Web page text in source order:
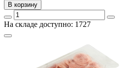
В корзину
На складе доступно: 1727